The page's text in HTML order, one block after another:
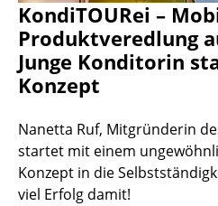
KondiTOURei –
Produktveredlung
Junge Konditorin
Konzept
Nanetta Ruf, Mitgründerin
startet mit einem
Konzept in die
viel Erfolg damit!